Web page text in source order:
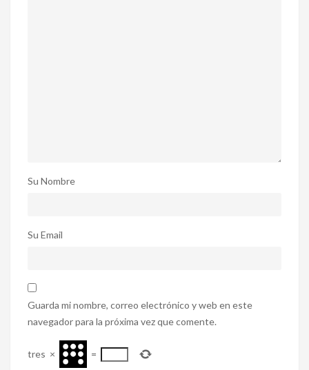
Su Nombre
Su Email
Guarda mi nombre, correo electrónico y web en este
navegador para la próxima vez que comente.
tres × =